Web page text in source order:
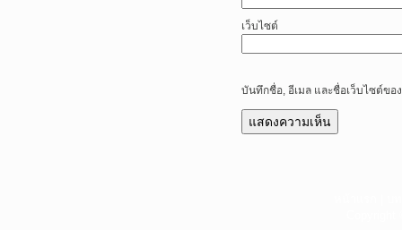
เว็บไซต์
บันทึกชื่อ, อีเมล และชื่อเว็บไซต์ขอ